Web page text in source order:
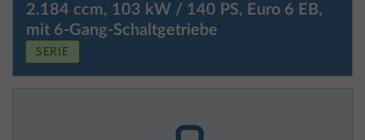
2.184 ccm, 103 kW / 140 PS, Euro 6 EB,
mit 6-Gang-Schaltgetriebe
SERIE